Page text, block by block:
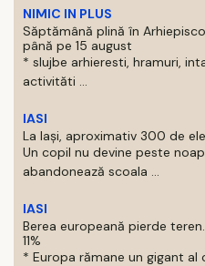
NIMIC IN PLUS
Săptămână plină în
până pe 15 august
* slujbe arhieresti, hramuri,
activităti ...
IASI
La Iași, aproximativ 300 de
Un copil nu devine peste
abandonează scoala ...
IASI
Berea europeană pierde
11%
* Europa rămane un gigant